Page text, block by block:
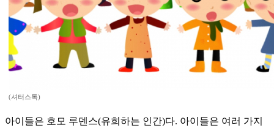
(셔터스톡)
아이들은 호모 루덴스(유희하는 인간)다. 아이들은 여러 가지